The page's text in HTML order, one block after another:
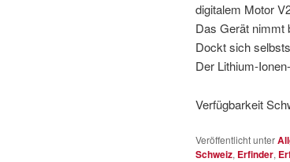
digitalem Motor
Das Gerät nimmt
Dockt sich
Der Lithium-
Verfügbarkeit
Veröffentlicht unter
Schweiz, Erfinder,